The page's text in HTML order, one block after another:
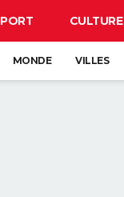
CULTURE
MONDE VILLES